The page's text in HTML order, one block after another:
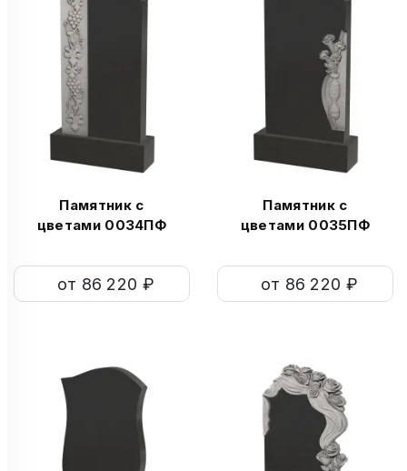
Памятник с
цветами 0034ПФ
от 86 220 ₽
Памятник с
цветами 0035ПФ
от 86 220 ₽